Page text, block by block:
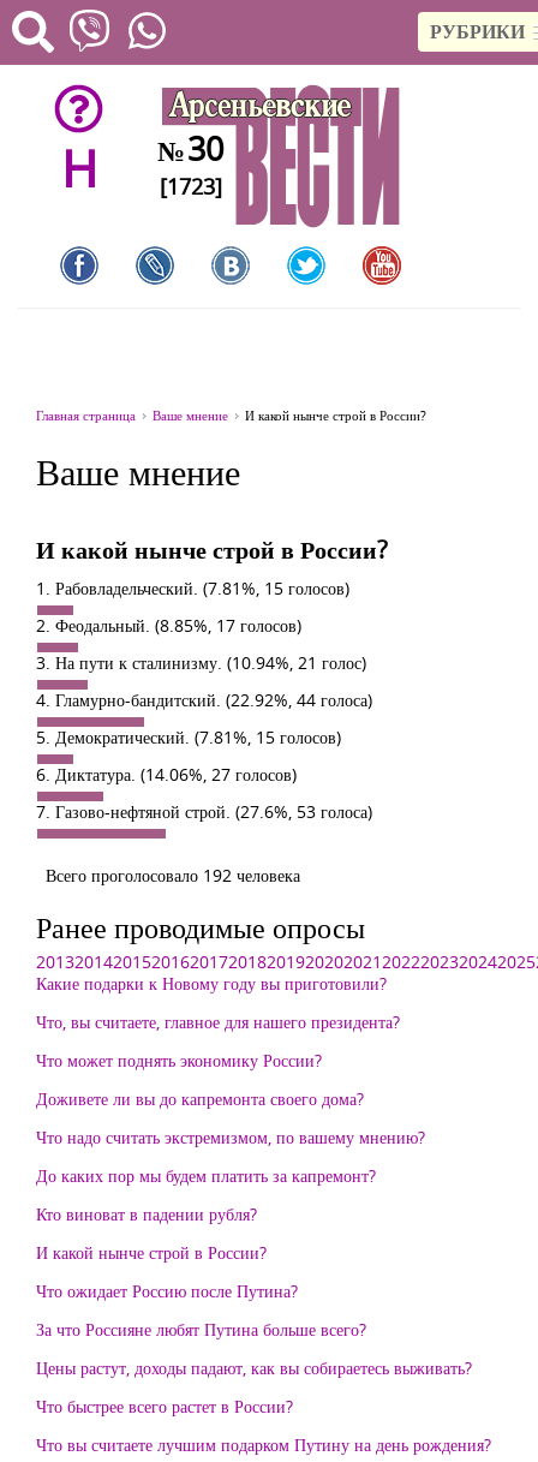
РУБРИКИ
H №30
[1723]
Главная страница Ваше мнение И какой нынче строй в России?
Ваше мнение
И какой нынче строй в России?
1. Рабовладельческий. (7.81%, 15 голосов)
2. Феодальный. (8.85%, 17 голосов)
3. На пути к сталинизму. (10.94%, 21 голос)
4. Гламурно-бандитский. (22.92%, 44 голоса)
5. Демократический. (7.81%, 15 голосов)
6. Диктатура. (14.06%, 27 голосов)
7. Газово-нефтяной строй. (27.6%, 53 голоса)
Всего проголосовало 192 человека
Ранее проводимые опросы
2013201420152016201720182019202020212022202320242025
Какие подарки к Новому году вы приготовили?
Что, вы считаете, главное для нашего президента?
Что может поднять экономику России?
Доживете ли вы до капремонта своего дома?
Что надо считать экстремизмом, по вашему мнению?
До каких пор мы будем платить за капремонт?
Кто виноват в падении рубля?
И какой нынче строй в России?
Что ожидает Россию после Путина?
За что Россияне любят Путина больше всего?
Цены растут, доходы падают, как вы собираетесь выживать?
Что быстрее всего растет в России?
Что вы считаете лучшим подарком Путину на день рождения?